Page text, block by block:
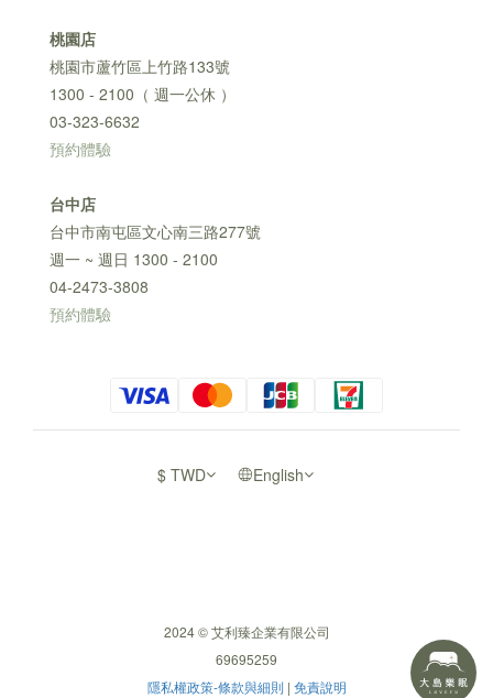
桃園店
桃園市蘆竹區上竹路133號
1300 - 2100（ 週一公休 ）
03-323-6632
預約體驗
台中店
台中市南屯區文心南三路277號
週一 ~ 週日 1300 - 2100
04-2473-3808
預約體驗
$ TWD English
2024 © 艾利臻企業有限公司
69695259
隱私權政策-條款與細則 | 免責說明